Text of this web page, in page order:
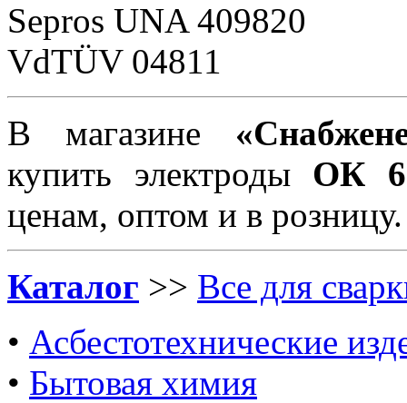
Sepros UNA 409820
VdTÜV 04811
В магазине
купить электродыОК
ценам, оптом и в розницу.
Каталог >> Все для
• Асбестотехнические
• Бытовая химия